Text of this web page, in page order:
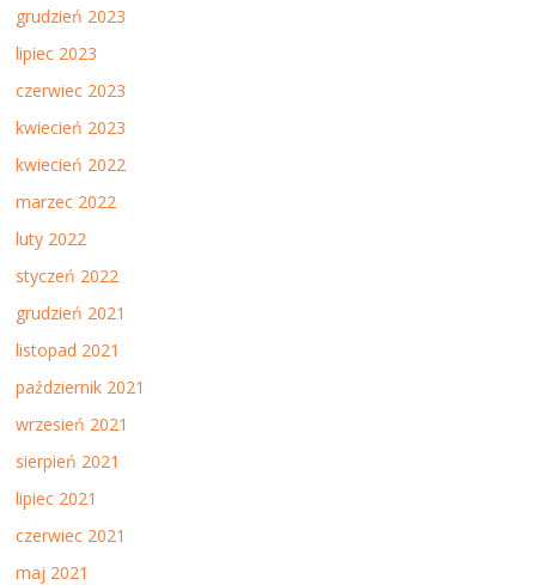
grudzień 2023
lipiec 2023
czerwiec 2023
kwiecień 2023
kwiecień 2022
marzec 2022
luty 2022
styczeń 2022
grudzień 2021
listopad 2021
październik 2021
wrzesień 2021
sierpień 2021
lipiec 2021
czerwiec 2021
maj 2021